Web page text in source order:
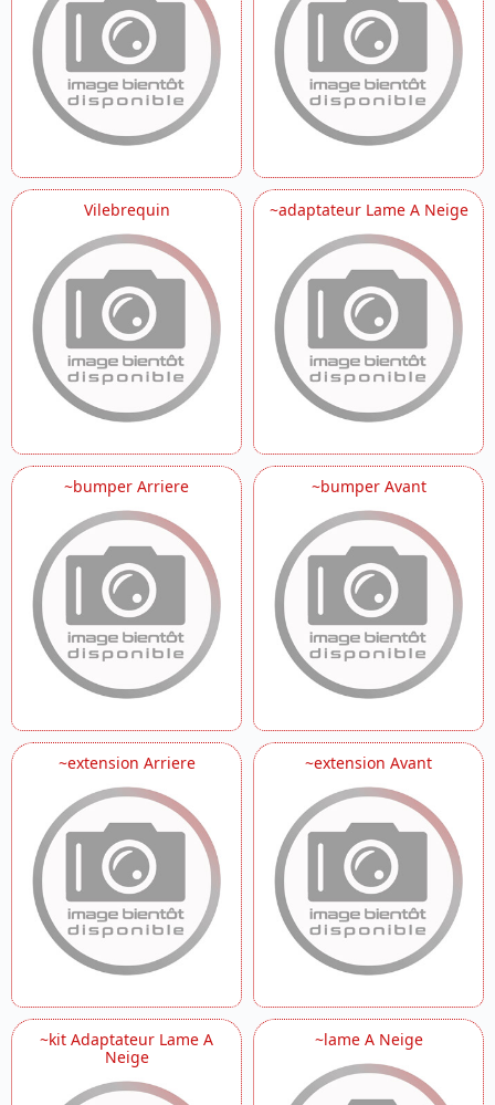
Vilebrequin ~adaptateur Lame A Neige
~bumper Arriere ~bumper Avant
~extension Arriere ~extension Avant
~kit Adaptateur Lame A
Neige
~lame A Neige